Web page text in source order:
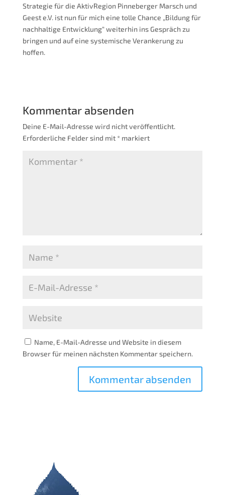
Strategie für die AktivRegion Pinneberger Marsch und
Geest e.V. ist nun für mich eine tolle Chance „Bildung für
nachhaltige Entwicklung“ weiterhin ins Gespräch zu
bringen und auf eine systemische Verankerung zu
hoffen.
Kommentar absenden
Deine E-Mail-Adresse wird nicht veröffentlicht.
Erforderliche Felder sind mit *markiert
Name, E-Mail-Adresse und Website in diesem
Browser für meinen nächsten Kommentar speichern.